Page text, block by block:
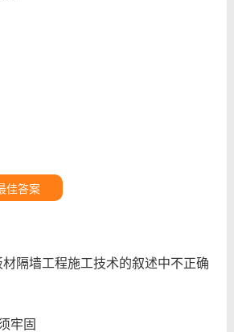
佳答案
隔墙工程施工技术的叙述中不正确
牢固